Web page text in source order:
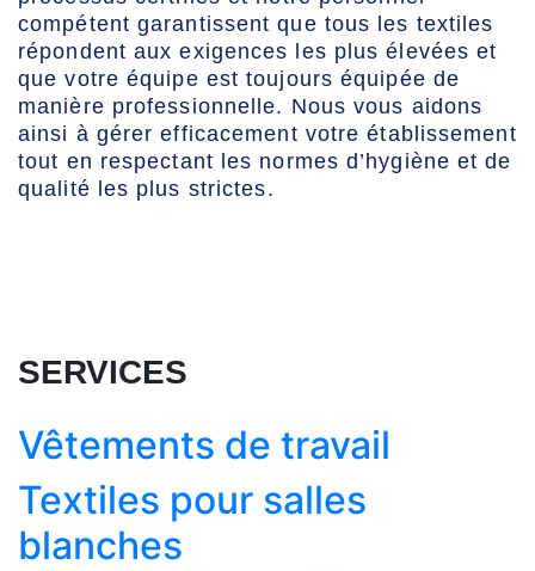
compétent garantissent que tous les textiles
répondent aux exigences les plus élevées et
que votre équipe est toujours équipée de
manière professionnelle. Nous vous aidons
ainsi à gérer efficacement votre établissement
tout en respectant les normes d’hygiène et de
qualité les plus strictes.
SERVICES
Vêtements de travail
Textiles pour salles
blanches